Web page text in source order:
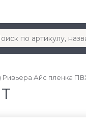
Ривьера Айс пленка